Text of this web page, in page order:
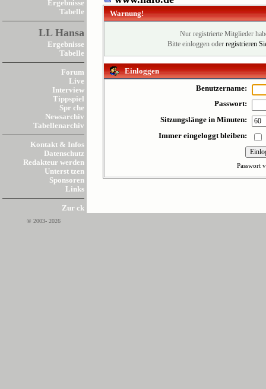
Ergebnisse
Tabelle
LL Hansa
Ergebnisse
Tabelle
Forum
Live
Interview
Tippspiel
Spr che
Newsarchiv
Tabellenarchiv
Kontakt & Infos
Datenschutz
Redakteur werden
Unterst tzen
Sponsoren
Links
Zur ck
Warnung!
Nur registrierte Mitglieder
Bitte einloggen oder registrieren
Einloggen
Benutzername:
Passwort:
Sitzungslänge in Minuten:
Immer eingeloggt bleiben:
Passwort
© 2003- 2026